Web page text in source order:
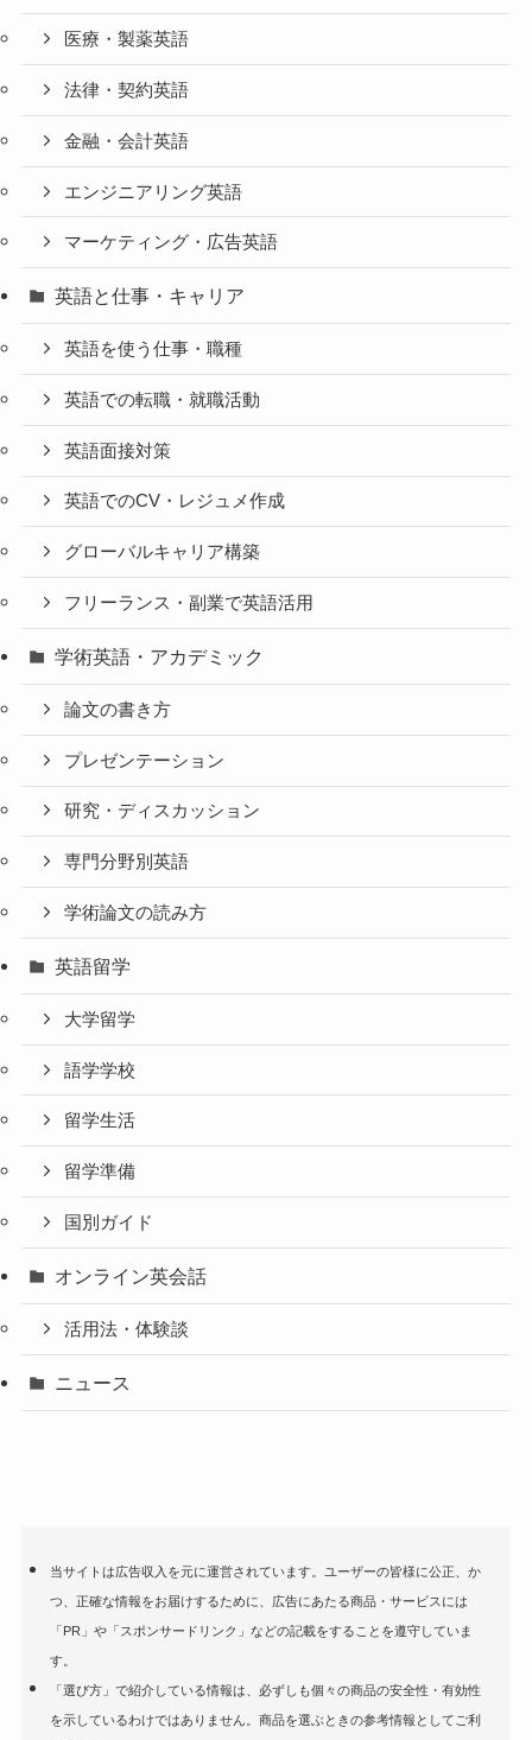
医療・製薬英語
法律・契約英語
金融・会計英語
エンジニアリング英語
マーケティング・広告英語
英語と仕事・キャリア
英語を使う仕事・職種
英語での転職・就職活動
英語面接対策
英語でのCV・レジュメ作成
グローバルキャリア構築
フリーランス・副業で英語活用
学術英語・アカデミック
論文の書き方
プレゼンテーション
研究・ディスカッション
専門分野別英語
学術論文の読み方
英語留学
大学留学
語学学校
留学生活
留学準備
国別ガイド
オンライン英会話
活用法・体験談
ニュース
当サイトは広告収入を元に運営されています。ユーザーの皆様に公正、か
つ、正確な情報をお届けするために、広告にあたる商品・サービスには
「PR」や「スポンサードリンク」などの記載をすることを遵守していま
す。
「選び方」で紹介している情報は、必ずしも個々の商品の安全性・有効性
を示しているわけではありません。商品を選ぶときの参考情報としてご利